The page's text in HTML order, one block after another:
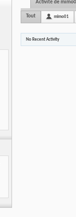
Activité de
Tout mimo01
No Recent Activity